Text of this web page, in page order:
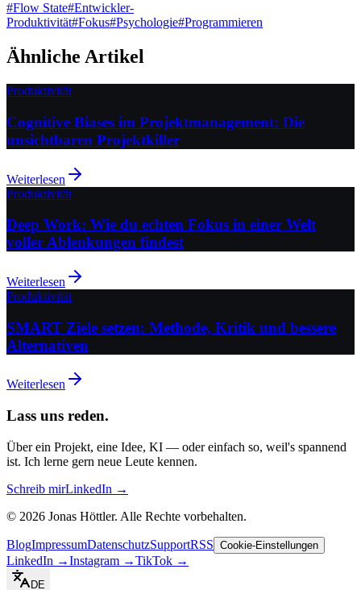
#Flow State#Entwickler-
Produktivität#Fokus#Psychologie#Programmieren
Ähnliche Artikel
Produktivität
Cognitive Biases im Projektmanagement: Die
unsichtbaren Projektkiller
Weiterlesen
Produktivität
Deep Work: Wie du echten Fokus in einer Welt
voller Ablenkungen findest
Weiterlesen
Produktivität
SMART Ziele setzen: Methode, Kritik und bessere
Alternativen
Weiterlesen
Lass uns reden.
Über ein Projekt, eine Idee, KI — oder einfach so, weil's spannend
ist. Ich lerne gern neue Leute kennen.
Schreib mirLinkedIn →
© 2026 Jonas Höttler. Alle Rechte vorbehalten.
BlogImpressumDatenschutzSupportRSS Cookie-Einstellungen
LinkedIn →Instagram →TikTok →
DE